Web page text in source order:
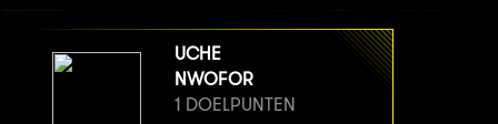
UCHE
NWOFOR
1 DOELPUNTEN